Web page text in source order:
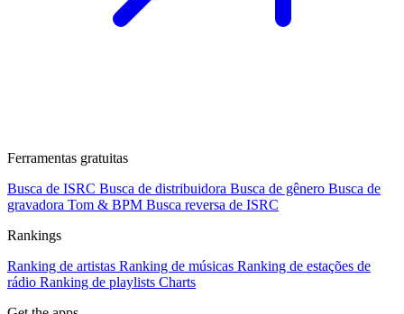
Ferramentas gratuitas
Busca de ISRC Busca de distribuidora Busca de gênero Busca de
gravadora Tom & BPM Busca reversa de ISRC
Rankings
Ranking de artistas Ranking de músicas Ranking de estações de
rádio Ranking de playlists Charts